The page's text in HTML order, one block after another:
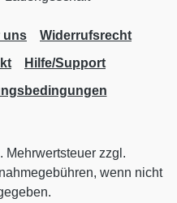
uns
Widerrufsrecht
Hilfe/Support
Mehrwertsteuer zzgl.
wenn nicht